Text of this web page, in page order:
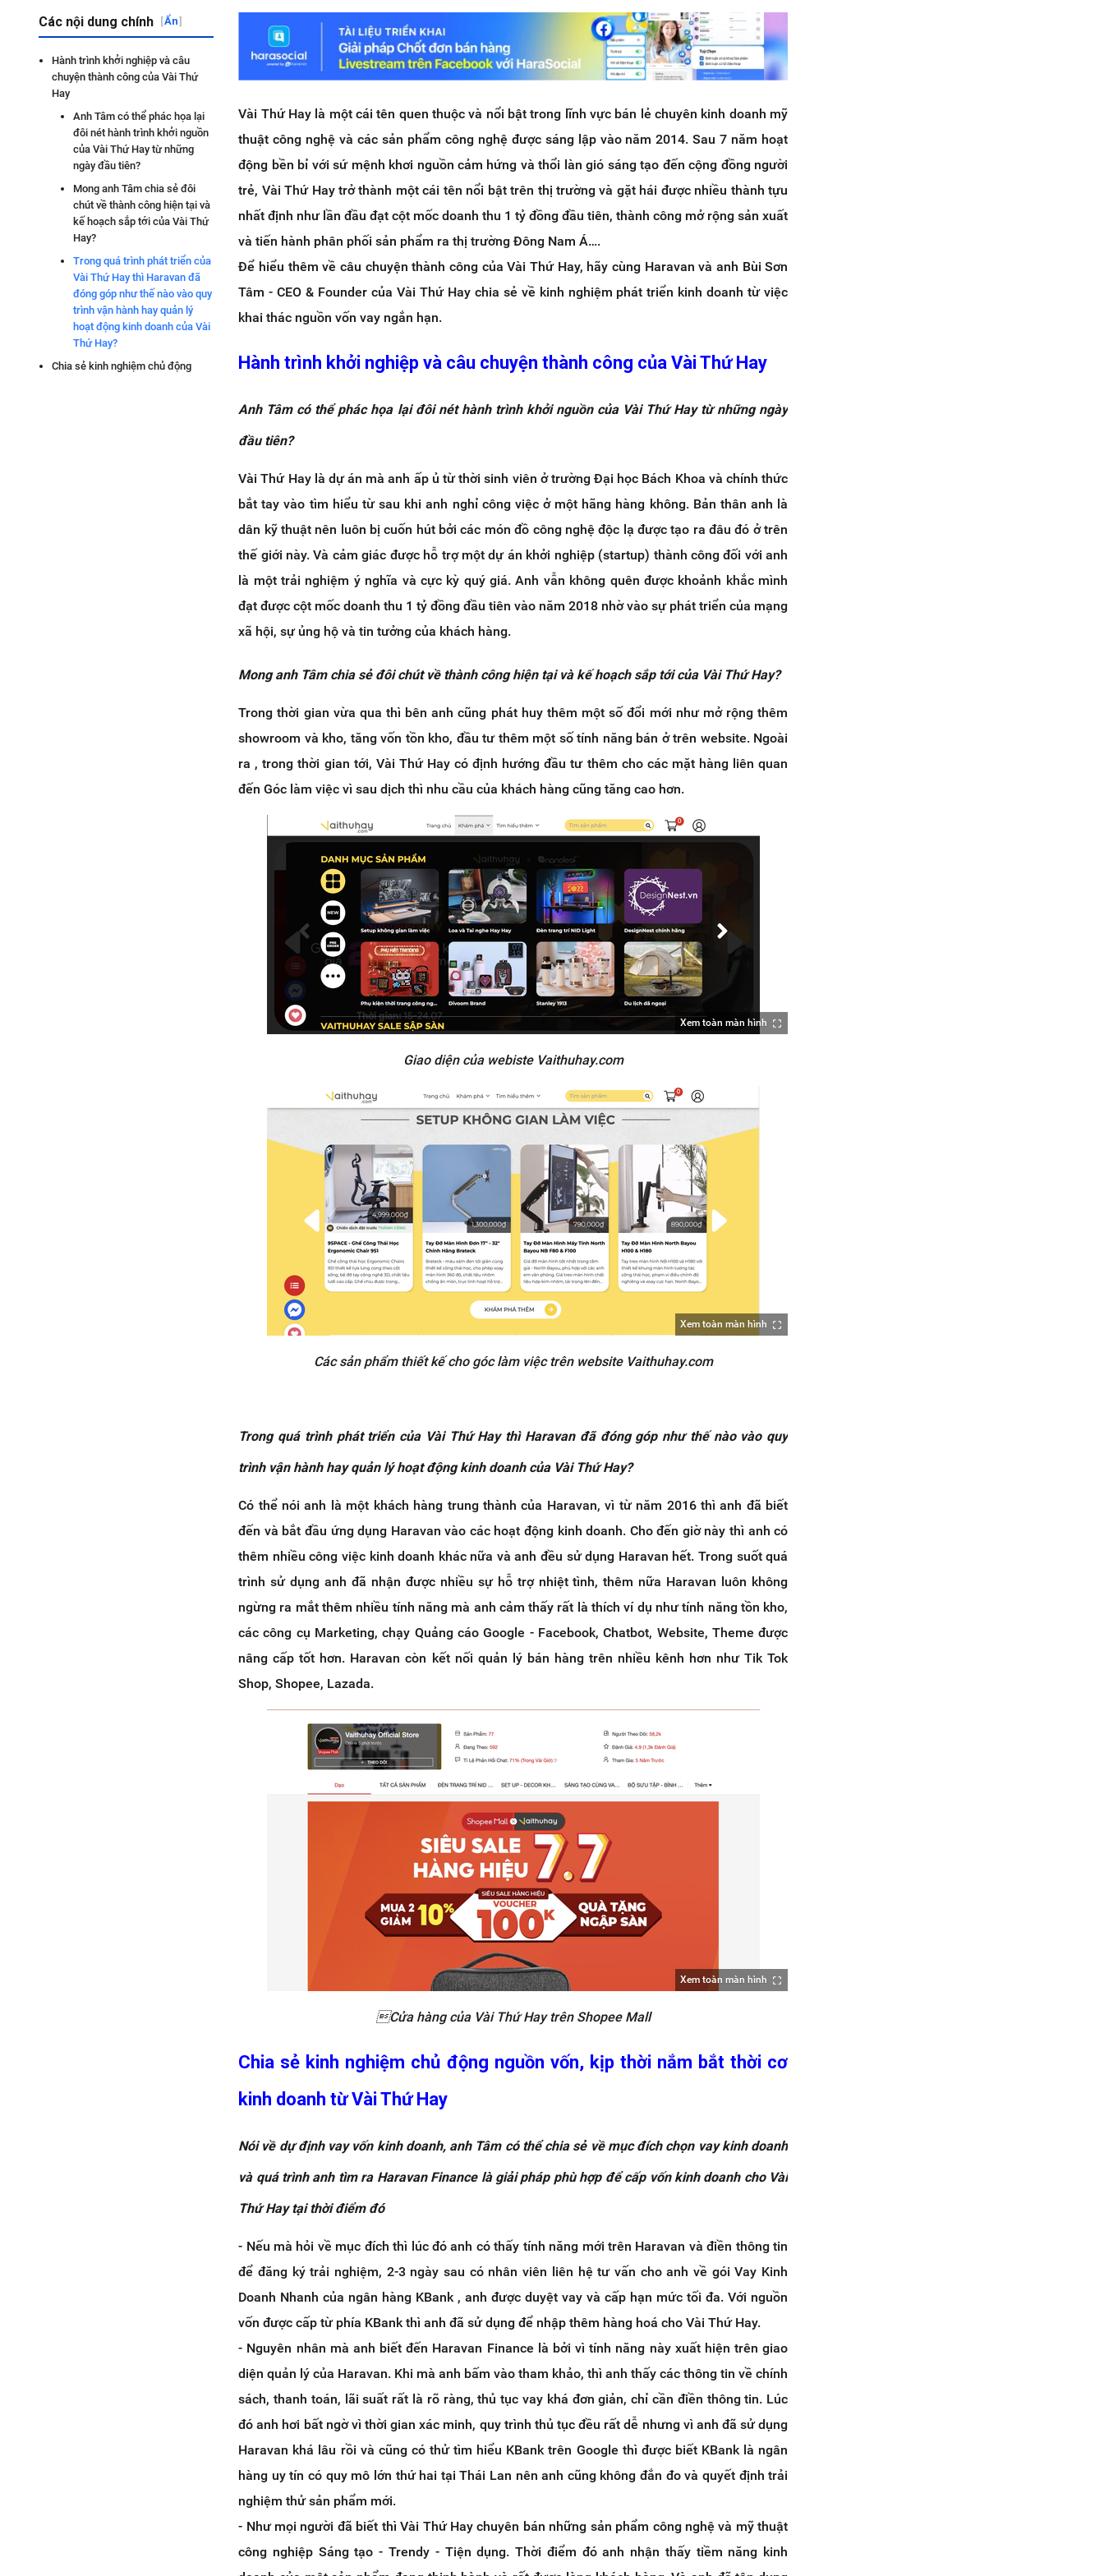
Các nội dung chính [Ẩn]
Hành trình khởi nghiệp và câu
chuyện thành công của Vài Thứ
Hay
Anh Tâm có thể phác họa lại
đôi nét hành trình khởi nguồn
của Vài Thứ Hay từ những
ngày đầu tiên?
Mong anh Tâm chia sẻ đôi
chút về thành công hiện tại và
kế hoạch sắp tới của Vài Thứ
Hay?
Trong quá trình phát triển của
Vài Thứ Hay thì Haravan đã
đóng góp như thế nào vào quy
trình vận hành hay quản lý
hoạt động kinh doanh của Vài
Thứ Hay?
Chia sẻ kinh nghiệm chủ động
Vài Thứ Hay là một cái tên quen thuộc và nổi bật trong lĩnh vực bán lẻ chuyên kinh doanh mỹ
thuật công nghệ và các sản phẩm công nghệ được sáng lập vào năm 2014. Sau 7 năm hoạt
động bền bỉ với sứ mệnh khơi nguồn cảm hứng và thổi làn gió sáng tạo đến cộng đồng người
trẻ, Vài Thứ Hay trở thành một cái tên nổi bật trên thị trường và gặt hái được nhiều thành tựu
nhất định như lần đầu đạt cột mốc doanh thu 1 tỷ đồng đầu tiên, thành công mở rộng sản xuất
và tiến hành phân phối sản phẩm ra thị trường Đông Nam Á….
Để hiểu thêm về câu chuyện thành công của Vài Thứ Hay, hãy cùng Haravan và anh Bùi Sơn
Tâm - CEO & Founder của Vài Thứ Hay chia sẻ về kinh nghiệm phát triển kinh doanh từ việc
khai thác nguồn vốn vay ngắn hạn.
Hành trình khởi nghiệp và câu chuyện thành công của Vài Thứ Hay
Anh Tâm có thể phác họa lại đôi nét hành trình khởi nguồn của Vài Thứ Hay từ những ngày
đầu tiên?
Vài Thứ Hay là dự án mà anh ấp ủ từ thời sinh viên ở trường Đại học Bách Khoa và chính thức
bắt tay vào tìm hiểu từ sau khi anh nghỉ công việc ở một hãng hàng không. Bản thân anh là
dân kỹ thuật nên luôn bị cuốn hút bởi các món đồ công nghệ độc lạ được tạo ra đâu đó ở trên
thế giới này. Và cảm giác được hỗ trợ một dự án khởi nghiệp (startup) thành công đối với anh
là một trải nghiệm ý nghĩa và cực kỳ quý giá. Anh vẫn không quên được khoảnh khắc mình
đạt được cột mốc doanh thu 1 tỷ đồng đầu tiên vào năm 2018 nhờ vào sự phát triển của mạng
xã hội, sự ủng hộ và tin tưởng của khách hàng.
Mong anh Tâm chia sẻ đôi chút về thành công hiện tại và kế hoạch sắp tới của Vài Thứ Hay?
Trong thời gian vừa qua thì bên anh cũng phát huy thêm một số đổi mới như mở rộng thêm
showroom và kho, tăng vốn tồn kho, đầu tư thêm một số tính năng bán ở trên website. Ngoài
ra , trong thời gian tới, Vài Thứ Hay có định hướng đầu tư thêm cho các mặt hàng liên quan
đến Góc làm việc vì sau dịch thì nhu cầu của khách hàng cũng tăng cao hơn.
Xem toàn màn hình
Giao diện của webiste Vaithuhay.com
Xem toàn màn hình
Các sản phẩm thiết kế cho góc làm việc trên website Vaithuhay.com
Trong quá trình phát triển của Vài Thứ Hay thì Haravan đã đóng góp như thế nào vào quy
trình vận hành hay quản lý hoạt động kinh doanh của Vài Thứ Hay?
Có thể nói anh là một khách hàng trung thành của Haravan, vì từ năm 2016 thì anh đã biết
đến và bắt đầu ứng dụng Haravan vào các hoạt động kinh doanh. Cho đến giờ này thì anh có
thêm nhiều công việc kinh doanh khác nữa và anh đều sử dụng Haravan hết. Trong suốt quá
trình sử dụng anh đã nhận được nhiều sự hỗ trợ nhiệt tình, thêm nữa Haravan luôn không
ngừng ra mắt thêm nhiều tính năng mà anh cảm thấy rất là thích ví dụ như tính năng tồn kho,
các công cụ Marketing, chạy Quảng cáo Google - Facebook, Chatbot, Website, Theme được
nâng cấp tốt hơn. Haravan còn kết nối quản lý bán hàng trên nhiều kênh hơn như Tik Tok
Shop, Shopee, Lazada.
Xem toàn màn hình
Cửa hàng của Vài Thứ Hay trên Shopee Mall
Chia sẻ kinh nghiệm chủ động nguồn vốn, kịp thời nắm bắt thời cơ
kinh doanh từ Vài Thứ Hay
Nói về dự định vay vốn kinh doanh, anh Tâm có thể chia sẻ về mục đích chọn vay kinh doanh
và quá trình anh tìm ra Haravan Finance là giải pháp phù hợp để cấp vốn kinh doanh cho Vài
Thứ Hay tại thời điểm đó
- Nếu mà hỏi về mục đích thì lúc đó anh có thấy tính năng mới trên Haravan và điền thông tin
để đăng ký trải nghiệm, 2-3 ngày sau có nhân viên liên hệ tư vấn cho anh về gói Vay Kinh
Doanh Nhanh của ngân hàng KBank , anh được duyệt vay và cấp hạn mức tối đa. Với nguồn
vốn được cấp từ phía KBank thì anh đã sử dụng để nhập thêm hàng hoá cho Vài Thứ Hay.
- Nguyên nhân mà anh biết đến Haravan Finance là bởi vì tính năng này xuất hiện trên giao
diện quản lý của Haravan. Khi mà anh bấm vào tham khảo, thì anh thấy các thông tin về chính
sách, thanh toán, lãi suất rất là rõ ràng, thủ tục vay khá đơn giản, chỉ cần điền thông tin. Lúc
đó anh hơi bất ngờ vì thời gian xác minh, quy trình thủ tục đều rất dễ nhưng vì anh đã sử dụng
Haravan khá lâu rồi và cũng có thử tìm hiểu KBank trên Google thì được biết KBank là ngân
hàng uy tín có quy mô lớn thứ hai tại Thái Lan nên anh cũng không đắn đo và quyết định trải
nghiệm thử sản phẩm mới.
- Như mọi người đã biết thì Vài Thứ Hay chuyên bán những sản phẩm công nghệ và mỹ thuật
công nghiệp Sáng tạo - Trendy - Tiện dụng. Thời điểm đó anh nhận thấy tiềm năng kinh